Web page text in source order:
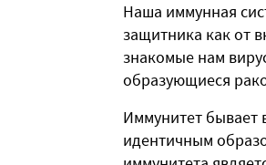
Наша иммунная
защитника как от
знакомые нам
образующиеся
Иммунитет бывает
идентичным